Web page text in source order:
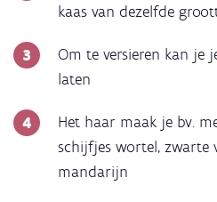
kaas van dezelfde
Om te versieren kan je
laten
Het haar maak je bv.
schijfjes wortel, zwarte
mandarijn